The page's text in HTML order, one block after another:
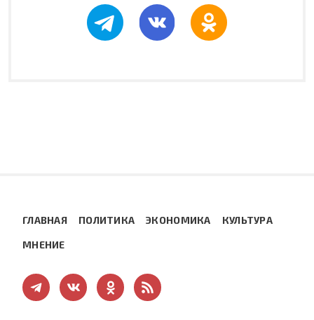
ГЛАВНАЯ ПОЛИТИКА ЭКОНОМИКА КУЛЬТУРА
МНЕНИЕ